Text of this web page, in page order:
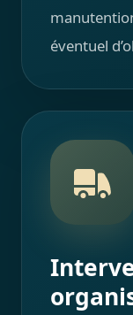
éventuel